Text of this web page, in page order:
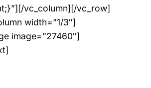
vc_column][/vc_row]
width=”1/3″]
image=”27460″]